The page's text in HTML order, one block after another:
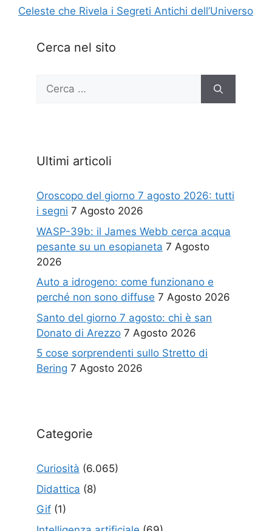
Celeste che Rivela i Segreti Antichi dell’Universo
Cerca nel sito
Ricerca
Ultimi articoli
Oroscopo del giorno 7 agosto 2026: tutti
i segni 7 Agosto 2026
WASP-39b: il James Webb cerca acqua
pesante su un esopianeta 7 Agosto
2026
Auto a idrogeno: come funzionano e
perché non sono diffuse 7 Agosto 2026
Santo del giorno 7 agosto: chi è san
Donato di Arezzo 7 Agosto 2026
5 cose sorprendenti sullo Stretto di
Bering 7 Agosto 2026
Categorie
Curiosità (6.065)
Didattica (8)
Gif (1)